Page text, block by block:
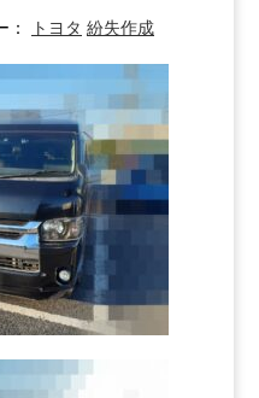
： トヨタ 紛失作成